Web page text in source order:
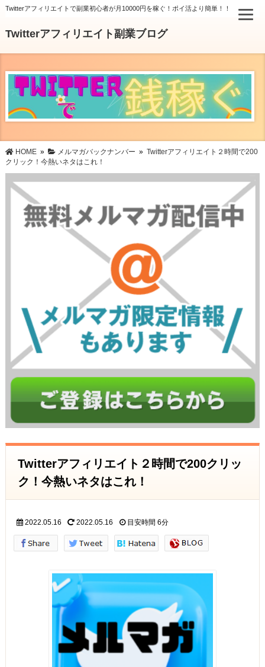
Twitterアフィリエイトで副業初心者が月10000円を稼ぐ！ポイ活より簡単！！
Twitterアフィリエイト副業ブログ
HOME» メルマガバックナンバー » Twitterアフィリエイト２時間で200
クリック！今熱いネタはこれ！
Twitterアフィリエイト２時間で200クリッ
ク！今熱いネタはこれ！
2022.05.16 2022.05.16 目安時間 6分